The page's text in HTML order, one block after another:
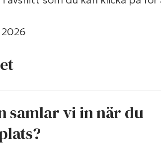
samlar vi in när du